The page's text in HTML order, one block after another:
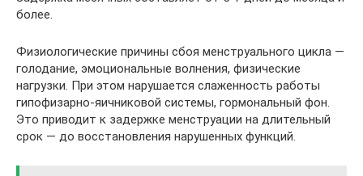
более.
Физиологические причины сбоя менструального цикла —
голодание, эмоциональные волнения, физические
нагрузки. При этом нарушается слаженность работы
гипофизарно-яичниковой системы, гормональный фон.
Это приводит к задержке менструации на длительный
срок — до восстановления нарушенных функций.